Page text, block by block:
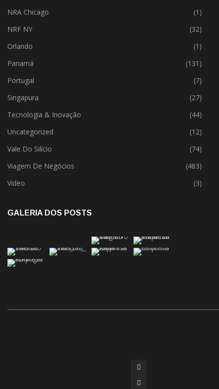
NRA Chicago
(1)
NRF NY
(32)
Orlando
(1)
Panamá
(131)
Portugal
(7)
Singapura
(27)
Tecnologia & Inovação
(44)
Uncategorized
(12)
Vale Do Silício
(74)
Viagem De Negócios
(483)
Video
(3)
GALERIA DOS POSTS